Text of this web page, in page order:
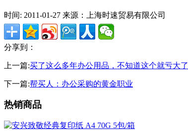
时间: 2011-01-27 来源：上海时速贸易有限公司
分享到：
上一篇:买了这么多年办公用品，不知道这个就亏大了
下一篇:帮买人：办公采购的黄金职业
热销商品